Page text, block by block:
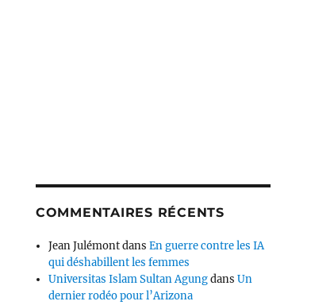
COMMENTAIRES RÉCENTS
Jean JulémontdansEn guerre contre les IA
qui déshabillent les femmes
Universitas Islam Sultan AgungdansUn
dernier rodéo pour l’Arizona